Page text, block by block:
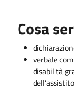
Cosa
verbale
disabilità